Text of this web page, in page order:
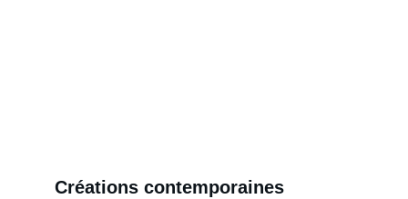
Créations contemporaines